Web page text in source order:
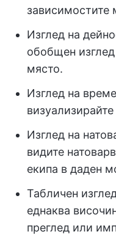
зависимостите
Изглед на
обобщен
място.
Изглед на
Изглед на
видите
екипа в даден
Табличен
еднаква
преглед или